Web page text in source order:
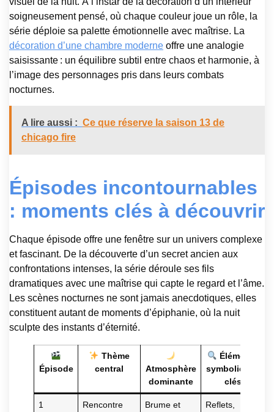
soigneusement pensé, où chaque couleur joue un rôle, la
série déploie sa palette émotionnelle avec maîtrise. La
décoration d’une chambre moderne offre une analogie
saisissante : un équilibre subtil entre chaos et harmonie, à
l’image des personnages pris dans leurs combats
nocturnes.
A lire aussi : Ce que réserve la saison 13 de
chicago fire
Épisodes incontournables
: moments clés à découvrir
Chaque épisode offre une fenêtre sur un univers complexe
et fascinant. De la découverte d’un secret ancien aux
confrontations intenses, la série déroule ses fils
dramatiques avec une maîtrise qui capte le regard et l’âme.
Les scènes nocturnes ne sont jamais anecdotiques, elles
constituent autant de moments d’épiphanie, où la nuit
sculpte des instants d’éternité.
Épisode
Thème
central
Atmosphère
dominante
Éléments
symboliques
clés
1
Rencontre
Brume et
Reflets,